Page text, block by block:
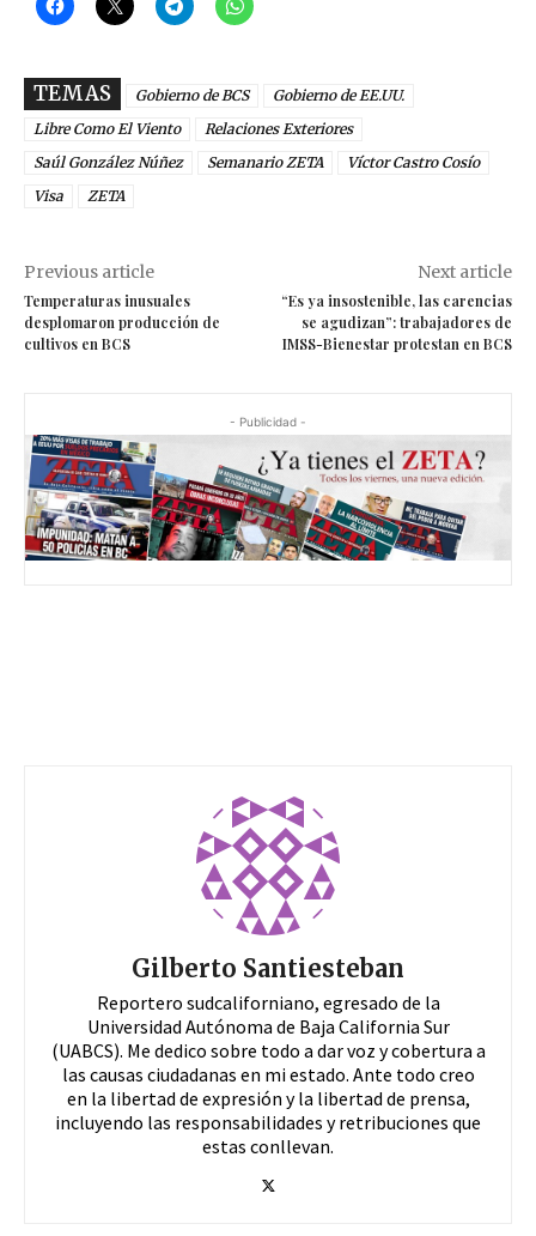
TEMAS Gobierno de BCS
Gobierno de EE.UU.
Libre Como El Viento
Relaciones Exteriores
Saúl González Núñez
Semanario ZETA
Víctor Castro Cosío
Visa
ZETA
Previous article
Temperaturas inusuales
desplomaron producción de
cultivos en BCS
Next article
“Es ya insostenible, las carencias
se agudizan”: trabajadores de
IMSS-Bienestar protestan en BCS
- Publicidad -
Gilberto Santiesteban
Reportero sudcaliforniano, egresado de la
Universidad Autónoma de Baja California Sur
(UABCS). Me dedico sobre todo a dar voz y cobertura a
las causas ciudadanas en mi estado. Ante todo creo
en la libertad de expresión y la libertad de prensa,
incluyendo las responsabilidades y retribuciones que
estas conllevan.